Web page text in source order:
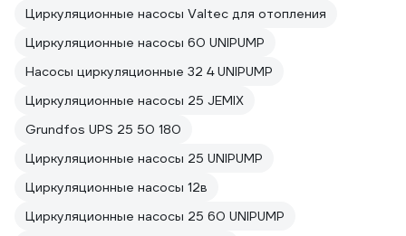
Циркуляционные насосы Valtec для отопления
Циркуляционные насосы 60 UNIPUMP
Насосы циркуляционные 32 4 UNIPUMP
Циркуляционные насосы 25 JEMIX
Grundfos UPS 25 50 180
Циркуляционные насосы 25 UNIPUMP
Циркуляционные насосы 12в
Циркуляционные насосы 25 60 UNIPUMP